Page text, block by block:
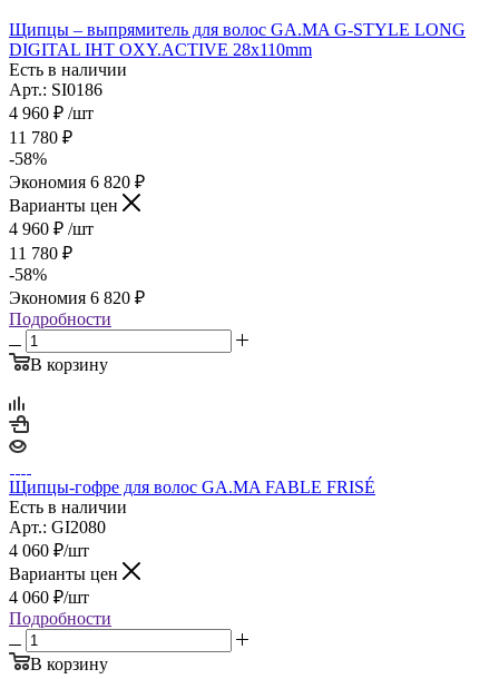
Щипцы – выпрямитель для волос GA.MA G-STYLE LONG
DIGITAL IHT OXY.ACTIVE 28x110mm
Есть в наличии
Арт.: SI0186
4 960 ₽ /шт
11 780 ₽
-58%
Экономия 6 820 ₽
Варианты цен
4 960 ₽ /шт
11 780 ₽
-58%
Экономия 6 820 ₽
Подробности
В корзину
Щипцы-гофре для волос GA.MA FABLE FRISÉ
Есть в наличии
Арт.: GI2080
4 060 ₽/шт
Варианты цен
4 060 ₽/шт
Подробности
В корзину